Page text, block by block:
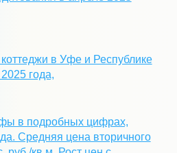
в Уфе и Республике
года,
в подробных цифрах,
Средняя цена вторичного